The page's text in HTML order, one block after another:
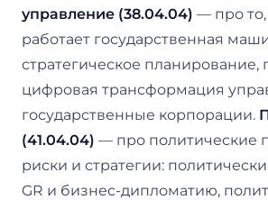
управление (38.04.04) — про то,
работает государственная
стратегическое планирование,
цифровая трансформация
государственные корпорации.
(41.04.04) — про политические
риски и стратегии:
GR и бизнес-дипломатию,